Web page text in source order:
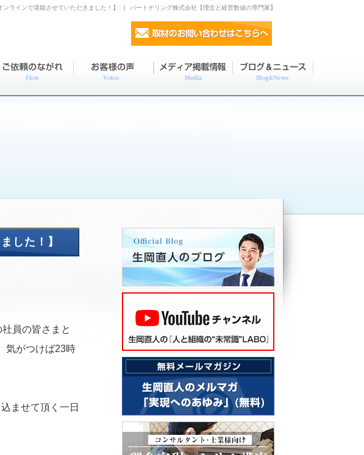
ンラインで堪能させていただきました！】 | パートナリング株式会社【理念と経営数値の専門家】
した！】
員の皆さまと
気がつけば23時
ませて頂く一日